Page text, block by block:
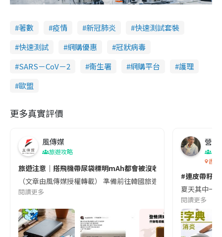
著數 疫情 新冠肺炎
快速測試套裝
快速測試
網購優惠
冠狀病毒
SARS－CoV－2
衞生署 網購平台
護理
歐盟
更多真實評價
風傳媒
旅遊攻略
旅遊注意｜搭飛機帶尿袋標明mAh都會被沒收😱出發前切記檢查
（文章由風傳媒授權轉載） 準備前往韓國旅遊的民眾，近期要
閱讀更多
營養
香港
#連皮帶籽
夏天其中一
閱讀更多